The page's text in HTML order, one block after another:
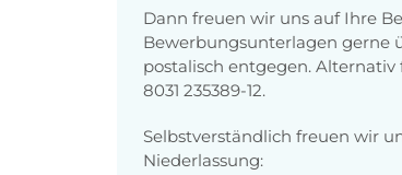
Dann freuen wir uns auf Ihre
Bewerbungsunterlagen gerne
postalisch entgegen.
8031 235389-12.
Selbstverständlich freuen wir
Niederlassung: